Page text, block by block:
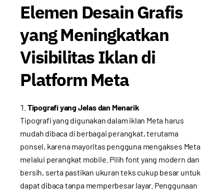
Elemen Desain Grafis
yang Meningkatkan
Visibilitas Iklan di
Platform Meta
Tipografi yang Jelas dan Menarik
Tipografi yang digunakan dalam iklan Meta harus
mudah dibaca di berbagai perangkat, terutama
ponsel, karena mayoritas pengguna mengakses Meta
melalui perangkat mobile. Pilih font yang modern dan
bersih, serta pastikan ukuran teks cukup besar untuk
dapat dibaca tanpa memperbesar layar. Penggunaan